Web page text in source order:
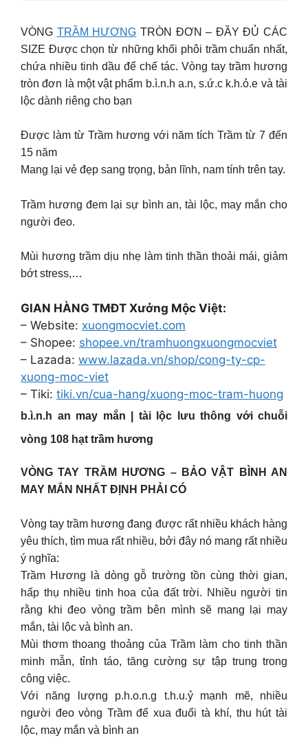
VÒNG TRẦM HƯƠNG TRÒN ĐƠN – ĐẦY ĐỦ CÁC
SIZE Được chọn từ những khối phôi trầm chuẩn nhất,
chứa nhiều tinh dầu để chế tác. Vòng tay trầm hương
tròn đơn là một vật phẩm b.ì.n.h a.n, s.ứ.c k.h.ỏ.e và tài
lộc dành riêng cho bạn
Được làm từ Trầm hương với năm tích Trầm từ 7 đến
15 năm
Mang lại vẻ đẹp sang trọng, bản lĩnh, nam tính trên tay.
Trầm hương đem lại sự bình an, tài lộc, may mắn cho
người đeo.
Mùi hương trầm dịu nhẹ làm tinh thần thoải mái, giảm
bớt stress,…
GIAN HÀNG TMĐT Xưởng Mộc Việt:
– Website: xuongmocviet.com
– Shopee: shopee.vn/tramhuongxuongmocviet
– Lazada: www.lazada.vn/shop/cong-ty-cp-
xuong-moc-viet
– Tiki: tiki.vn/cua-hang/xuong-moc-tram-huong
b.ì.n.h an may mắn | tài lộc lưu thông với chuỗi
vòng 108 hạt trầm hương
VÒNG TAY TRẦM HƯƠNG – BẢO VẬT BÌNH AN
MAY MẮN NHẤT ĐỊNH PHẢI CÓ
Vòng tay trầm hương đang được rất nhiều khách hàng
yêu thích, tìm mua rất nhiều, bởi đây nó mang rất nhiều
ý nghĩa:
Trầm Hương là dòng gỗ trường tồn cùng thời gian,
hấp thụ nhiều tinh hoa của đất trời. Nhiều người tin
rằng khi đeo vòng trầm bên mình sẽ mang lại may
mắn, tài lộc và bình an.
Mùi thơm thoang thoảng của Trầm làm cho tinh thần
minh mẫn, tỉnh táo, tăng cường sự tập trung trong
công việc.
Với năng lượng p.h.o.n.g t.h.u.ỷ mạnh mẽ, nhiều
người đeo vòng Trầm để xua đuổi tà khí, thu hút tài
lộc, may mắn và bình an